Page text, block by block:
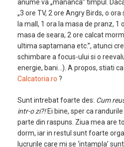
anume va „mananca” timpul.
„3 ore TV, 2 ore Angry Birds, o
la mall, 1 ora la masa de pranz,
masa de seara, 2 ore calcat
ultima saptamana etc.”, atunci
schimbare a focus-ului si o
energie, bani…). A propos, stiati
Calcatoria.ro ?
Sunt intrebat foarte des: Cum
intr-o zi?!Ei bine, sper ca
parte din raspuns. Ziua mea are
dorm, iar in restul sunt foarte
lucrurile care mi se ‘intampla’